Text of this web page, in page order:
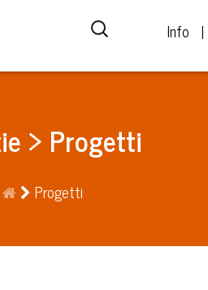
Info
> Progetti
Progetti